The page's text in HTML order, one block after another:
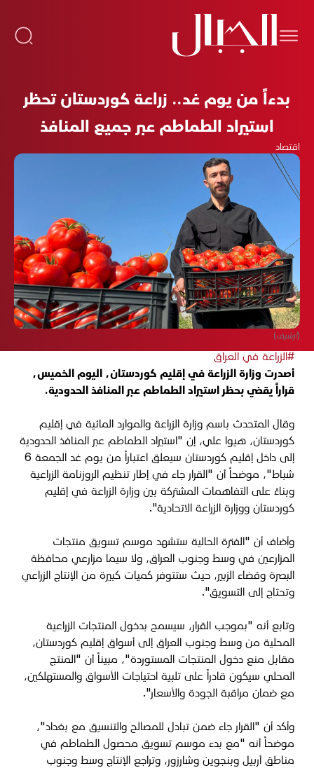
بدءاً من يوم غد.. زراعة كوردستان تحظر
استيراد الطماطم عبر جميع المنافذ
اقتصاد
(أرشيف)
#الزراعة في العراق
أصدرت وزارة الزراعة في إقليم كوردستان، اليوم الخميس،
قراراً يقضي بحظر استيراد الطماطم عبر المنافذ الحدودية.
وقال المتحدث باسم وزارة الزراعة والموارد المائية في إقليم
كوردستان، هيوا علي، إن "استيراد الطماطم عبر المنافذ الحدودية
إلى داخل إقليم كوردستان سيعلق اعتباراً من يوم غد الجمعة 6
شباط"، موضحاً أن "القرار جاء في إطار تنظيم الروزنامة الزراعية
وبناءً على التفاهمات المشتركة بين وزارة الزراعة في إقليم
كوردستان ووزارة الزراعة الاتحادية".
وأضاف أن "الفترة الحالية ستشهد موسم تسويق منتجات
المزارعين في وسط وجنوب العراق، ولا سيما مزارعي محافظة
البصرة وقضاء الزبير، حيث ستتوفر كميات كبيرة من الإنتاج الزراعي
وتحتاج إلى التسويق".
وتابع أنه "بموجب القرار، سيسمح بدخول المنتجات الزراعية
المحلية من وسط وجنوب العراق إلى أسواق إقليم كوردستان،
مقابل منع دخول المنتجات المستوردة"، مبيناً أن "المنتج
المحلي سيكون قادراً على تلبية احتياجات الأسواق والمستهلكين،
مع ضمان مراقبة الجودة والأسعار".
وأكد أن "القرار جاء ضمن تبادل للمصالح والتنسيق مع بغداد"،
موضحاً أنه "مع بدء موسم تسويق محصول الطماطم في
مناطق أربيل وبنجوين وشارزور، وتراجع الإنتاج وسط وجنوب